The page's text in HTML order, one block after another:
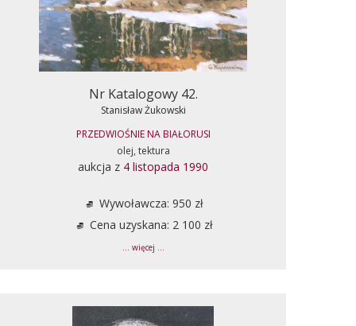
Nr Katalogowy 42.
Stanisław Żukowski
PRZEDWIOŚNIE NA BIAŁORUSI
olej, tektura
aukcja z 4 listopada 1990
Wywoławcza: 950 zł
Cena uzyskana: 2 100 zł
... więcej ...